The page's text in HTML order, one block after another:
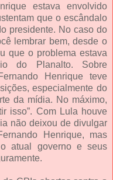
estava envolvido
que o escândalo
presidente. No caso do
lembrar bem, desde o
que o problema estava
do Planalto. Sobre
Henrique teve
especialmente do
da mídia. No máximo,
isso”. Com Lula houve
não deixou de divulgar
Henrique, mas
atual governo e seus